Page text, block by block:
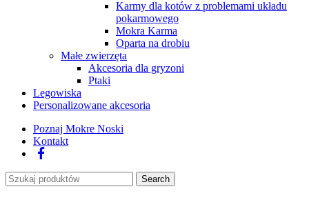
Karmy dla kotów z problemami układu
pokarmowego
Mokra Karma
Oparta na drobiu
Małe zwierzęta
Akcesoria dla gryzoni
Ptaki
Legowiska
Personalizowane akcesoria
Poznaj Mokre Noski
Kontakt
Search